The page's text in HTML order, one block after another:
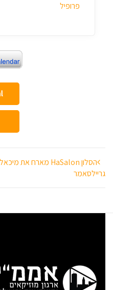
פרופיל
ניווט
הסלון HaSalon מארח את מיכאל
גריילסאמר